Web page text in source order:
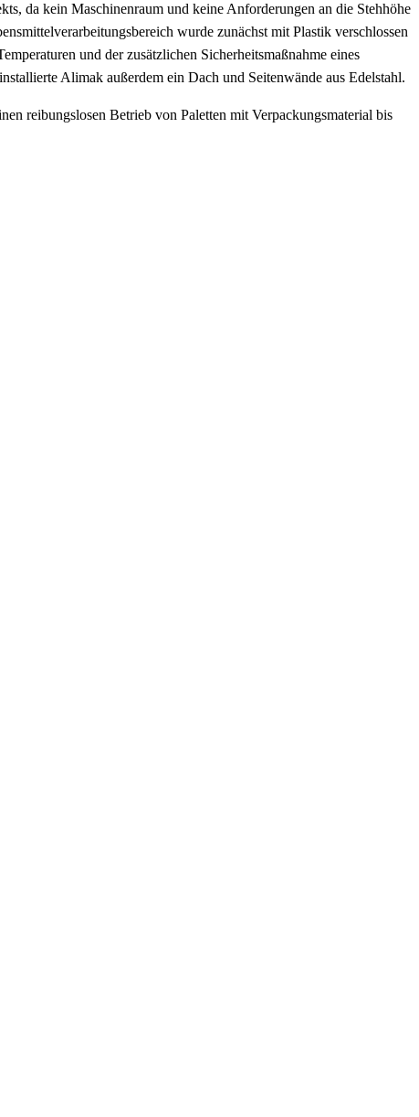
da kein Maschinenraum und keine Anforderungen an die Stehhöhe
wurde zunächst mit Plastik verschlossen
und der zusätzlichen Sicherheitsmaßnahme eines
Alimak außerdem ein Dach und Seitenwände aus Edelstahl.
reibungslosen Betrieb von Paletten mit Verpackungsmaterial bis